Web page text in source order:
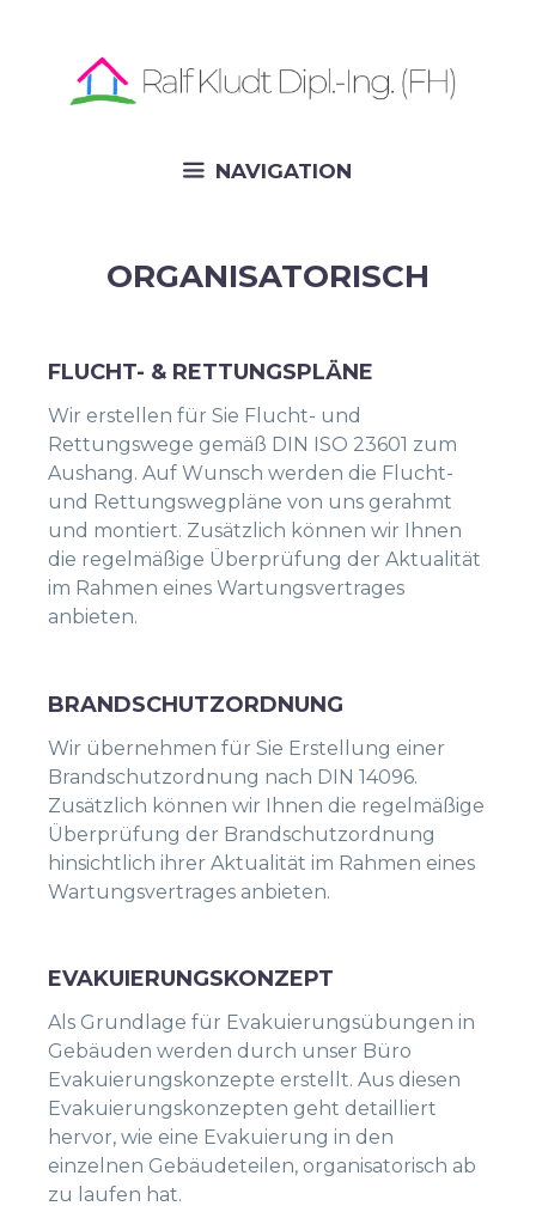
NAVIGATION
ORGANISATORISCH
FLUCHT- & RETTUNGSPLÄNE
Wir erstellen für Sie Flucht- und
Rettungswege gemäß DIN ISO 23601 zum
Aushang. Auf Wunsch werden die Flucht-
und Rettungswegpläne von uns gerahmt
und montiert. Zusätzlich können wir Ihnen
die regelmäßige Überprüfung der Aktualität
im Rahmen eines Wartungsvertrages
anbieten.
BRANDSCHUTZORDNUNG
Wir übernehmen für Sie Erstellung einer
Brandschutzordnung nach DIN 14096.
Zusätzlich können wir Ihnen die regelmäßige
Überprüfung der Brandschutzordnung
hinsichtlich ihrer Aktualität im Rahmen eines
Wartungsvertrages anbieten.
EVAKUIERUNGSKONZEPT
Als Grundlage für Evakuierungsübungen in
Gebäuden werden durch unser Büro
Evakuierungskonzepte erstellt. Aus diesen
Evakuierungskonzepten geht detailliert
hervor, wie eine Evakuierung in den
einzelnen Gebäudeteilen, organisatorisch ab
zu laufen hat.